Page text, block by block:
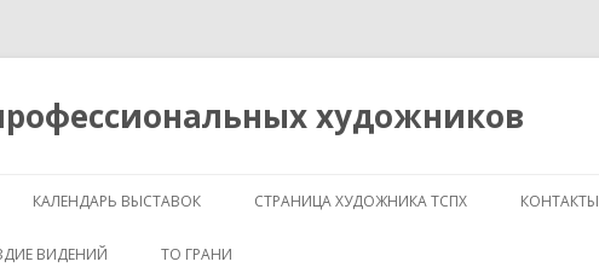
художников
к
содержимому
КАЛЕНДАРЬ ВЫСТАВОК СТРАНИЦА ХУДОЖНИКА ТСПХ КОНТАКТЫ
ВИДЕНИЙ ТО ГРАНИ